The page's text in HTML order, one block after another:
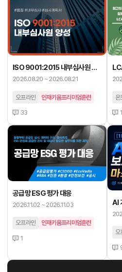
ISO 9001:2015 내부심사원 양
성
2026.08.20 ~ 2026.08.21
오프라인 인재키움프리미엄훈련
33
자
온
1
공급망 ESG 평가 대응
2026.11.02 ~ 2026.11.03
오프라인 인재키움프리미엄훈련
1
AI
오